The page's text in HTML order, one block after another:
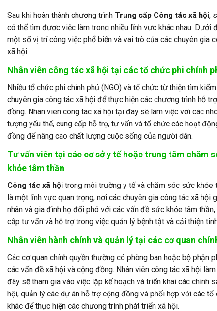
Sau khi hoàn thành chương trình Trung cấp Công tác xã hội,
có thể tìm được việc làm trong nhiều lĩnh vực khác nhau. Dưới
một số vị trí công việc phổ biến và vai trò của các chuyên gia
xã hội:
Nhân viên công tác xã hội tại các tổ chức phi chính
Nhiều tổ chức phi chính phủ (NGO) và tổ chức từ thiện tìm
chuyên gia công tác xã hội để thực hiện các chương trình hỗ
đồng. Nhân viên công tác xã hội tại đây sẽ làm việc với các
tượng yếu thế, cung cấp hỗ trợ, tư vấn và tổ chức các hoạt
đồng để nâng cao chất lượng cuộc sống của người dân.
Tư vấn viên tại các cơ sở y tế hoặc trung tâm chăm
khỏe tâm thần
Công tác xã hội trong môi trường y tế và chăm sóc sức khỏe
là một lĩnh vực quan trọng, nơi các chuyên gia công tác xã hội
nhân và gia đình họ đối phó với các vấn đề sức khỏe tâm thần,
cấp tư vấn và hỗ trợ trong việc quản lý bệnh tật và cải thiện
Nhân viên hành chính và quản lý tại các cơ quan
Các cơ quan chính quyền thường có phòng ban hoặc bộ phận
các vấn đề xã hội và cộng đồng. Nhân viên công tác xã hội
đây sẽ tham gia vào việc lập kế hoạch và triển khai các chính
hội, quản lý các dự án hỗ trợ cộng đồng và phối hợp với các tổ
khác để thực hiện các chương trình phát triển xã hội.